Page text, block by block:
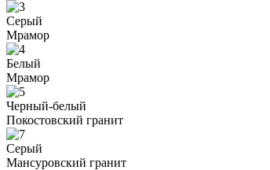
Серый
Мрамор
Белый
Мрамор
Черный-белый
Покостовский гранит
Серый
Мансуровский гранит